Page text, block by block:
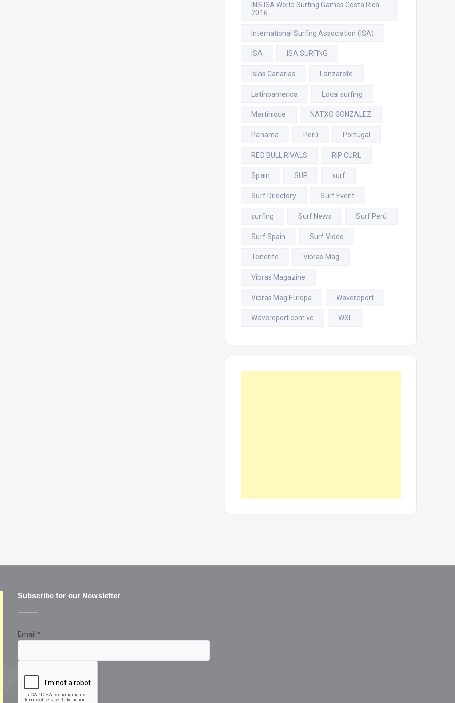
INS ISA World Surfing Games Costa Rica
2016.
International Surfing Association (ISA)
ISA ISA SURFING
Islas Canarias Lanzarote
Latinoamerica Local surfing
Martinique NATXO GONZALEZ
Panamá Perú Portugal
RED BULL RIVALS RIP CURL
Spain SUP surf
Surf Directory Surf Event
surfing Surf News Surf Perú
Surf Spain Surf Video
Tenerife Vibras Mag
Vibras Magazine
Vibras Mag Europa Wavereport
Wavereport.com.ve WSL
Subscribe for our Newsletter
Email *